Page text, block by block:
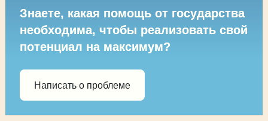
Знаете, какая помощь от государства
необходима, чтобы реализовать свой
потенциал на максимум?
Написать о проблеме